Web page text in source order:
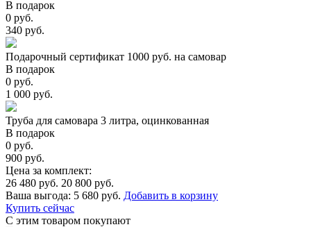
В подарок
0 руб.
340 руб.
Подарочный сертификат 1000 руб. на самовар
В подарок
0 руб.
1 000 руб.
Труба для самовара 3 литра, оцинкованная
В подарок
0 руб.
900 руб.
Цена за комплект:
26 480 руб. 20 800 руб.
Ваша выгода: 5 680 руб. Добавить в корзину
Купить сейчас
С этим товаром покупают